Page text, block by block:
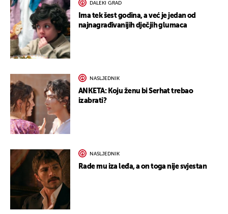
DALEKI GRAD
Ima tek šest godina, a već je jedan od
najnagrađivanijih dječjih glumaca
NASLJEDNIK
ANKETA: Koju ženu bi Serhat trebao
izabrati?
NASLJEDNIK
Rade mu iza leđa, a on toga nije svjestan